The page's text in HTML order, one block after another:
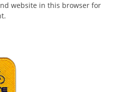
website in this browser for